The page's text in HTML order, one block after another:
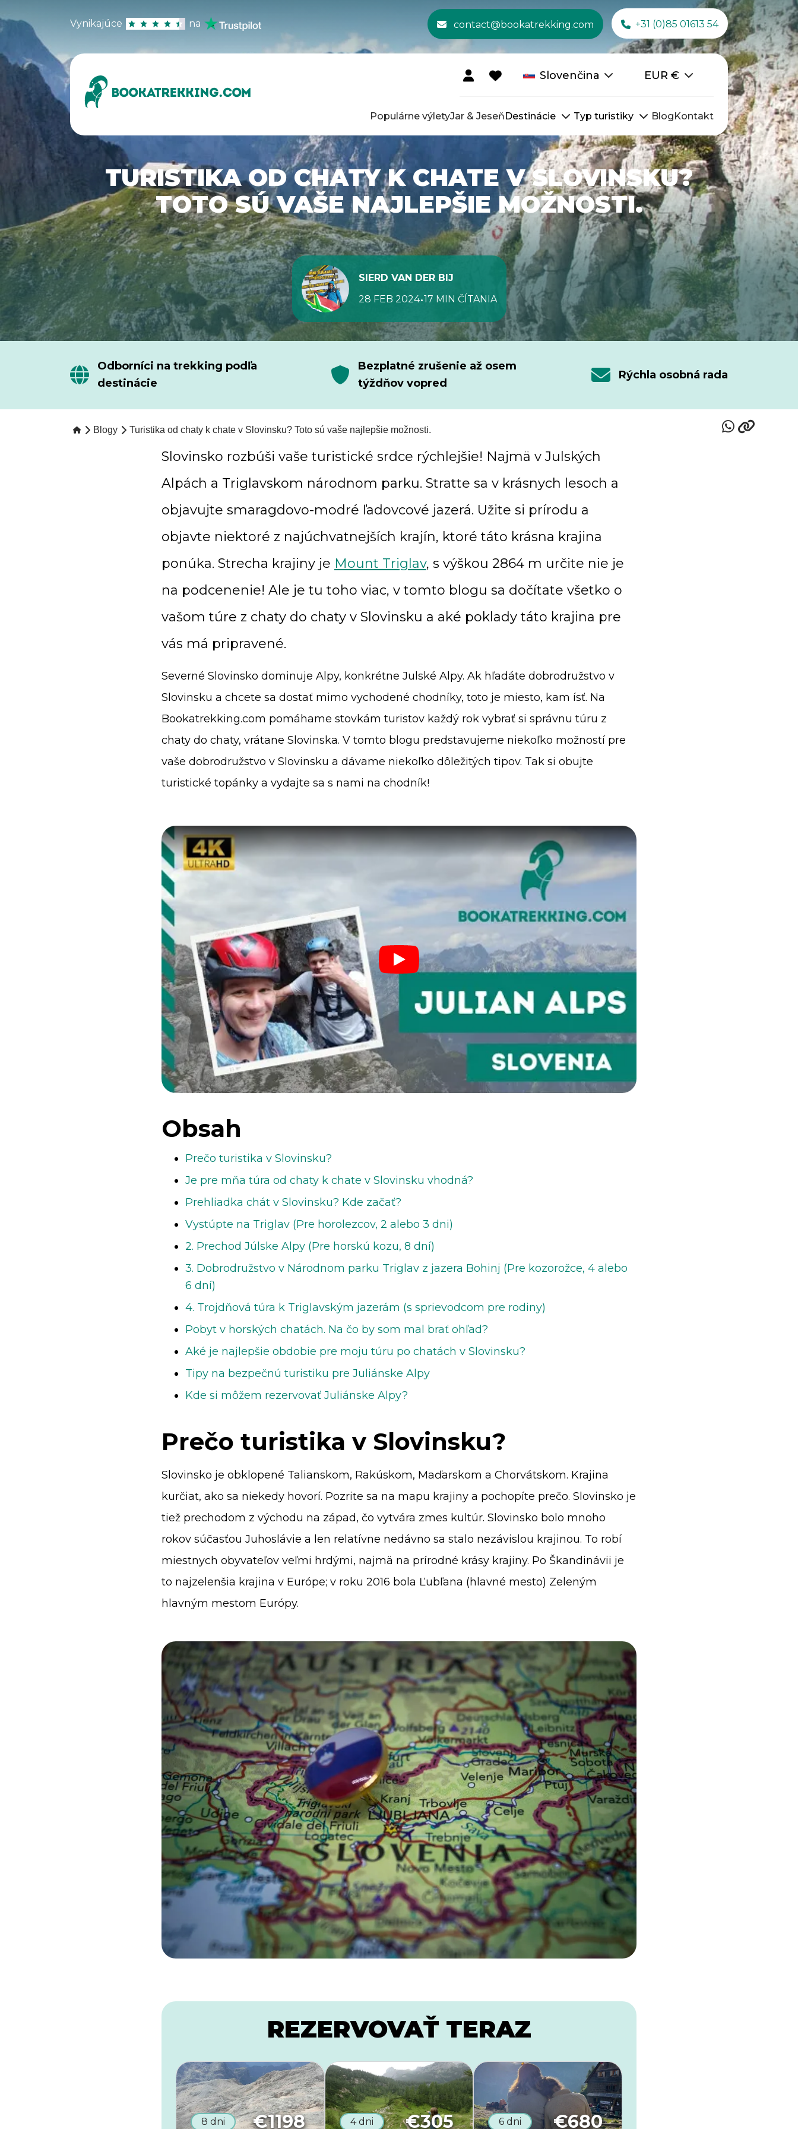
Vynikajúce na contact@bookatrekking.com +31 (0)85 01613 54
Slovenčina EUR €
Populárne výletyJar & JeseňDestinácie Typ turistiky BlogKontakt
TURISTIKA OD CHATY K CHATE V SLOVINSKU?
TOTO SÚ VAŠE NAJLEPŠIE MOŽNOSTI.
SIERD VAN DER BIJ
28 FEB 2024•17 MIN ČÍTANIA
Odborníci na trekking podľa
destinácie
Bezplatné zrušenie až osem
týždňov vopred
Rýchla osobná rada
Blogy Turistika od chaty k chate v Slovinsku? Toto sú vaše najlepšie možnosti.
Slovinsko rozbúši vaše turistické srdce rýchlejšie! Najmä v Julských
Alpách a Triglavskom národnom parku. Stratte sa v krásnych lesoch a
objavujte smaragdovo-modré ľadovcové jazerá. Užite si prírodu a
objavte niektoré z najúchvatnejších krajín, ktoré táto krásna krajina
ponúka. Strecha krajiny je Mount Triglav, s výškou 2864 m určite nie je
na podcenenie! Ale je tu toho viac, v tomto blogu sa dočítate všetko o
vašom túre z chaty do chaty v Slovinsku a aké poklady táto krajina pre
vás má pripravené.
Severné Slovinsko dominuje Alpy, konkrétne Julské Alpy. Ak hľadáte dobrodružstvo v
Slovinsku a chcete sa dostať mimo vychodené chodníky, toto je miesto, kam ísť. Na
Bookatrekking.com pomáhame stovkám turistov každý rok vybrať si správnu túru z
chaty do chaty, vrátane Slovinska. V tomto blogu predstavujeme niekoľko možností pre
vaše dobrodružstvo v Slovinsku a dávame niekoľko dôležitých tipov. Tak si obujte
turistické topánky a vydajte sa s nami na chodník!
Obsah
Prečo turistika v Slovinsku?
Je pre mňa túra od chaty k chate v Slovinsku vhodná?
Prehliadka chát v Slovinsku? Kde začať?
Vystúpte na Triglav (Pre horolezcov, 2 alebo 3 dni)
2. Prechod Júlske Alpy (Pre horskú kozu, 8 dní)
3. Dobrodružstvo v Národnom parku Triglav z jazera Bohinj (Pre kozorožce, 4 alebo
6 dní)
4. Trojdňová túra k Triglavským jazerám (s sprievodcom pre rodiny)
Pobyt v horských chatách. Na čo by som mal brať ohľad?
Aké je najlepšie obdobie pre moju túru po chatách v Slovinsku?
Tipy na bezpečnú turistiku pre Juliánske Alpy
Kde si môžem rezervovať Juliánske Alpy?
Prečo turistika v Slovinsku?
Slovinsko je obklopené Talianskom, Rakúskom, Maďarskom a Chorvátskom. Krajina
kurčiat, ako sa niekedy hovorí. Pozrite sa na mapu krajiny a pochopíte prečo. Slovinsko je
tiež prechodom z východu na západ, čo vytvára zmes kultúr. Slovinsko bolo mnoho
rokov súčasťou Juhoslávie a len relatívne nedávno sa stalo nezávislou krajinou. To robí
miestnych obyvateľov veľmi hrdými, najmä na prírodné krásy krajiny. Po Škandinávii je
to najzelenšia krajina v Európe; v roku 2016 bola Ľubľana (hlavné mesto) Zeleným
hlavným mestom Európy.
REZERVOVAŤ TERAZ
8 dni €1198 4 dni €305 6 dni €680